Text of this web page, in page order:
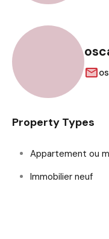
Property Types
Appartement ou
Immobilier neuf